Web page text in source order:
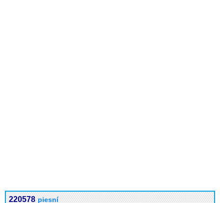
220578 piesní